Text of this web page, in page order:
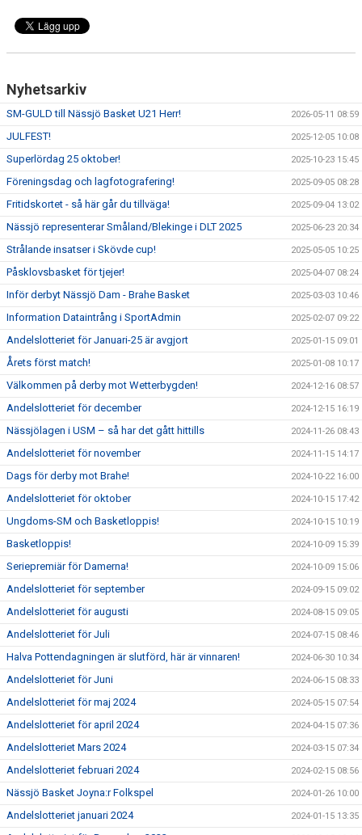
Nyhetsarkiv
SM-GULD till Nässjö Basket U21 Herr! 2026-05-11 08:59
JULFEST! 2025-12-05 10:08
Superlördag 25 oktober! 2025-10-23 15:45
Föreningsdag och lagfotografering! 2025-09-05 08:28
Fritidskortet - så här går du tillväga! 2025-09-04 13:02
Nässjö representerar Småland/Blekinge i DLT 2025 2025-06-23 20:34
Strålande insatser i Skövde cup! 2025-05-05 10:25
Påsklovsbasket för tjejer! 2025-04-07 08:24
Inför derbyt Nässjö Dam - Brahe Basket 2025-03-03 10:46
Information Dataintrång i SportAdmin 2025-02-07 09:22
Andelslotteriet för Januari-25 är avgjort 2025-01-15 09:01
Årets först match! 2025-01-08 10:17
Välkommen på derby mot Wetterbygden! 2024-12-16 08:57
Andelslotteriet för december 2024-12-15 16:19
Nässjölagen i USM – så har det gått hittills 2024-11-26 08:43
Andelslotteriet för november 2024-11-15 14:17
Dags för derby mot Brahe! 2024-10-22 16:00
Andelslotteriet för oktober 2024-10-15 17:42
Ungdoms-SM och Basketloppis! 2024-10-15 10:19
Basketloppis! 2024-10-09 15:39
Seriepremiär för Damerna! 2024-10-09 15:06
Andelslotteriet för september 2024-09-15 09:02
Andelslotteriet för augusti 2024-08-15 09:05
Andelslotteriet för Juli 2024-07-15 08:46
Halva Pottendagningen är slutförd, här är vinnaren! 2024-06-30 10:34
Andelslotteriet för Juni 2024-06-15 08:33
Andelslotteriet för maj 2024 2024-05-15 07:54
Andelslotteriet för april 2024 2024-04-15 07:36
Andelslotteriet Mars 2024 2024-03-15 07:34
Andelslotteriet februari 2024 2024-02-15 08:56
Nässjö Basket Joyna:r Folkspel 2024-01-26 10:00
Andelslotteriet januari 2024 2024-01-15 13:35